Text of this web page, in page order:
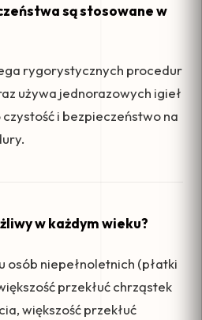
są stosowane w
rygorystycznych procedur
używa jednorazowych igieł
i bezpieczeństwo na
w każdym wieku?
osób niepełnoletnich (płatki
przekłuć chrząstek
większość przekłuć